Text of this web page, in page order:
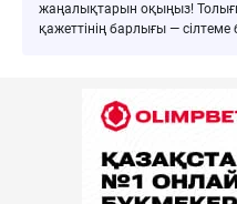
жаңалықтарын оқыңыз!
қажеттінің барлығы —